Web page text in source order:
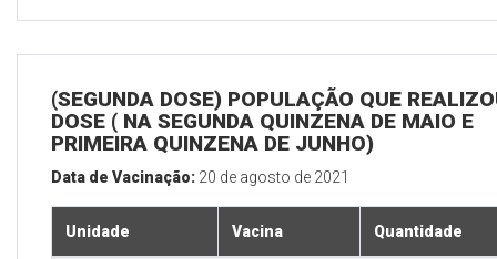
(SEGUNDA DOSE) POPULAÇÃO QUE
DOSE ( NA SEGUNDA QUINZENA DE MAIO E
PRIMEIRA QUINZENA DE JUNHO)
Data de Vacinação: 20 de agosto de 2021
Unidade Vacina Quantidade